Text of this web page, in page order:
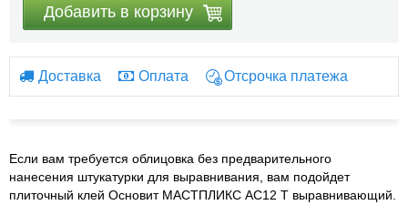
Добавить в корзину
Доставка Оплата Отсрочка платежа
Если вам требуется облицовка без предварительного
нанесения штукатурки для выравнивания, вам подойдет
плиточный клей Основит МАСТПЛИКС AC12 T выравнивающий.